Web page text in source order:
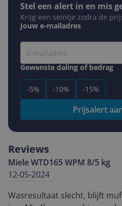
Stel een alert in en mis
Krijg een seintje zodra de
Jouw e-mailadres
Gewenste daling of bedrag
-5% -10% -15%
Prijsalert
Reviews
Miele WTD165 WPM 8/5 kg
12-05-2024
Wasresultaat slecht, blijft